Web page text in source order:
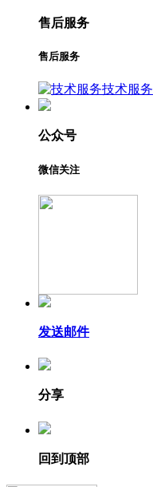
售后服务
售后服务
技术服务
公众号
微信关注
发送邮件
分享
回到顶部